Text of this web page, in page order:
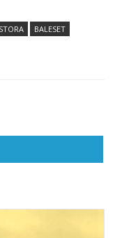
BALESET